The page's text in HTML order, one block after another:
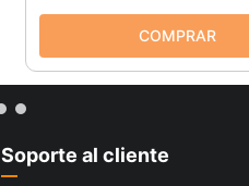
Soporte al cliente